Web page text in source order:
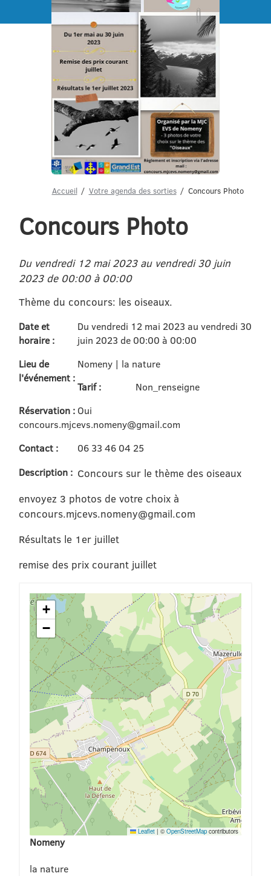
Menu
Accueil Votre agenda des sorties Concours Photo
Concours Photo
Du vendredi 12 mai 2023 au vendredi 30 juin
2023 de 00:00 à 00:00
Thème du concours: les oiseaux.
Date et
horaire :
Du vendredi 12 mai 2023 au vendredi 30
juin 2023 de 00:00 à 00:00
Lieu de
l'événement :
Nomeny | la nature
Tarif :
Non_renseigne
Réservation : Oui
concours.mjcevs.nomeny@gmail.com
Contact :
06 33 46 04 25
Description : Concours sur le thème des oiseaux
envoyez 3 photos de votre choix à
concours.mjcevs.nomeny@gmail.com
Résultats le 1er juillet
remise des prix courant juillet
+
−
Leaflet | ©OpenStreetMap contributors
Nomeny
la nature